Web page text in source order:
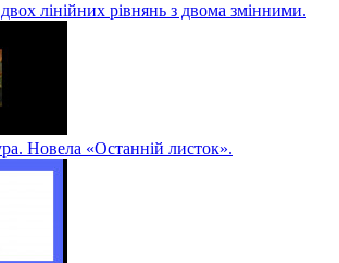
лінійних рівнянь з двома змінними.
Новела «Останній листок».